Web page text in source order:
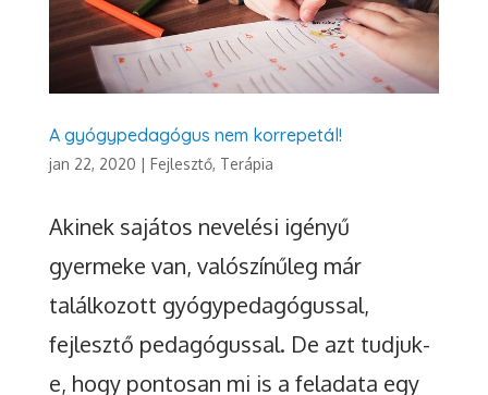
A gyógypedagógus nem korrepetál!
jan 22, 2020 | Fejlesztő, Terápia
Akinek sajátos nevelési igényű
gyermeke van, valószínűleg már
találkozott gyógypedagógussal,
fejlesztő pedagógussal. De azt tudjuk-
e, hogy pontosan mi is a feladata egy